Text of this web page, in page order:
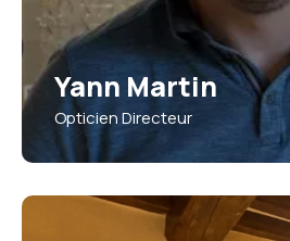
Yann Martin
Opticien Directeur